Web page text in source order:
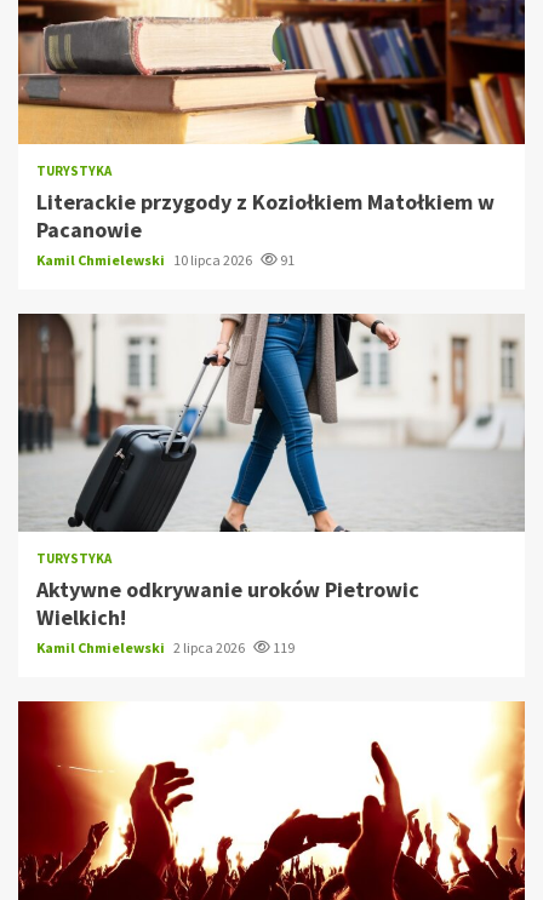
TURYSTYKA
Literackie przygody z Koziołkiem Matołkiem w
Pacanowie
Kamil Chmielewski 10 lipca 2026 91
TURYSTYKA
Aktywne odkrywanie uroków Pietrowic
Wielkich!
Kamil Chmielewski 2 lipca 2026 119